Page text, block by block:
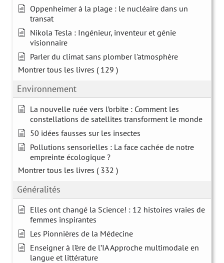
Oppenheimer à la plage : le nucléaire dans un
transat
Nikola Tesla : Ingénieur, inventeur et génie
visionnaire
Parler du climat sans plomber l'atmosphère
Montrer tous les livres ( 129 )
Environnement
La nouvelle ruée vers l’orbite : Comment les
constellations de satellites transforment le monde
50 idées fausses sur les insectes
Pollutions sensorielles : La face cachée de notre
empreinte écologique ?
Montrer tous les livres ( 332 )
Généralités
Elles ont changé la Science! : 12 histoires vraies de
femmes inspirantes
Les Pionnières de la Médecine
Enseigner à l’ère de l’IA Approche multimodale en
langue et littérature